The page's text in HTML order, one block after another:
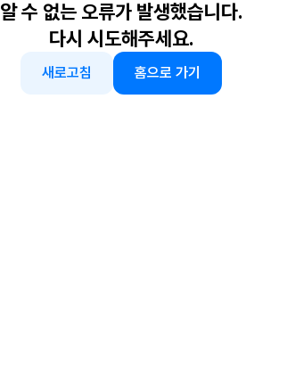
알 수 없는 오류가 발생했습니다.
다시 시도해주세요.
새로고침 홈으로 가기